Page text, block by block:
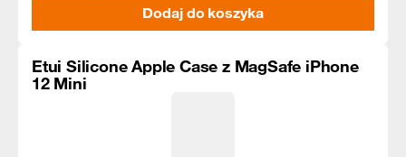
Dodaj do koszyka
Etui Silicone Apple Case z MagSafe iPhone
12 Mini